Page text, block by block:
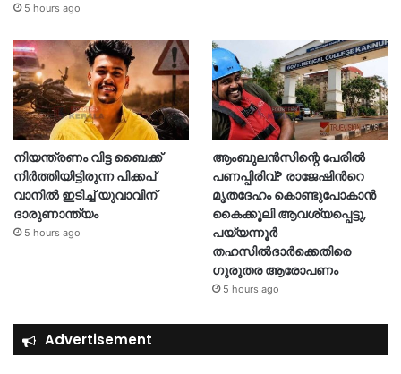
5 hours ago
നിയന്ത്രണം വിട്ട ബൈക്ക്
നിർത്തിയിട്ടിരുന്ന പിക്കപ്
വാനിൽ ഇടിച്ച് യുവാവിന്
ദാരുണാന്ത്യം
5 hours ago
ആംബുലൻസിന്റെ പേരിൽ
പണപ്പിരിവ്? രാജേഷിന്‍റെ
മൃതദേഹം കൊണ്ടുപോകാൻ
കൈക്കൂലി ആവശ്യപ്പെട്ടു,
പയ്യന്നൂർ
തഹസിൽദാർക്കെതിരെ
ഗുരുതര ആരോപണം
5 hours ago
Advertisement